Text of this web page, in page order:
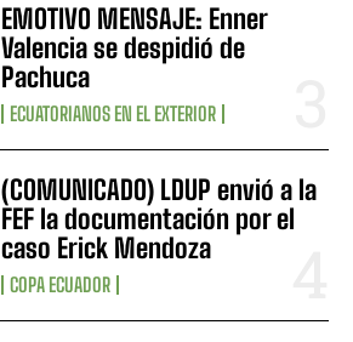
EMOTIVO MENSAJE: Enner
Valencia se despidió de
Pachuca
ECUATORIANOS EN EL EXTERIOR
(COMUNICADO) LDUP envió a la
FEF la documentación por el
caso Erick Mendoza
COPA ECUADOR